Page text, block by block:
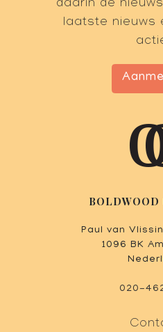
daarin de
laatste nieuws
BOLDWOOD
Paul van
1096 BK
020-